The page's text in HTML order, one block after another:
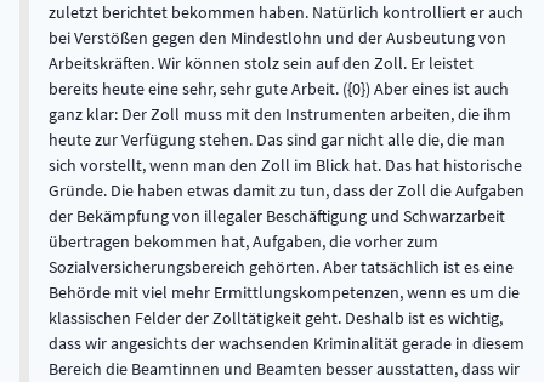
zuletzt berichtet bekommen haben. Natürlich kontrolliert er auch
bei Verstößen gegen den Mindestlohn und der Ausbeutung von
Arbeitskräften. Wir können stolz sein auf den Zoll. Er leistet
bereits heute eine sehr, sehr gute Arbeit. ({0}) Aber eines ist auch
ganz klar: Der Zoll muss mit den Instrumenten arbeiten, die ihm
heute zur Verfügung stehen. Das sind gar nicht alle die, die man
sich vorstellt, wenn man den Zoll im Blick hat. Das hat historische
Gründe. Die haben etwas damit zu tun, dass der Zoll die Aufgaben
der Bekämpfung von illegaler Beschäftigung und Schwarzarbeit
übertragen bekommen hat, Aufgaben, die vorher zum
Sozialversicherungsbereich gehörten. Aber tatsächlich ist es eine
Behörde mit viel mehr Ermittlungskompetenzen, wenn es um die
klassischen Felder der Zolltätigkeit geht. Deshalb ist es wichtig,
dass wir angesichts der wachsenden Kriminalität gerade in diesem
Bereich die Beamtinnen und Beamten besser ausstatten, dass wir